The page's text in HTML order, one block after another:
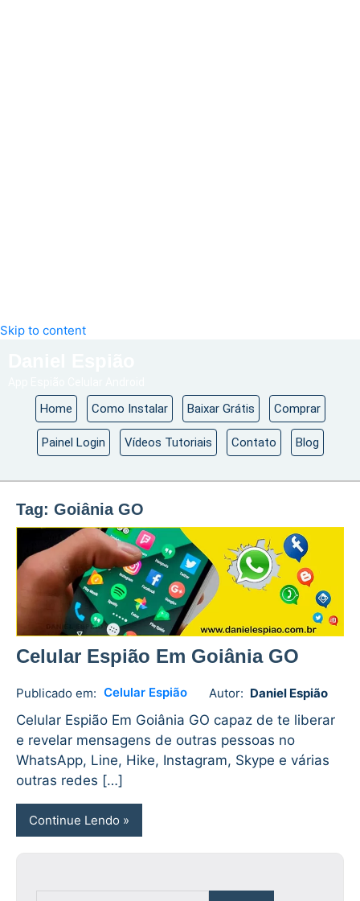
Skip to content
Home Como Instalar Baixar Grátis Comprar
Painel Login Vídeos Tutoriais Contato Blog
Tag: Goiânia GO
Celular Espião Em Goiânia GO
Publicado em: Celular Espião Autor: Daniel Espião
Daniel
Espião
1
comment
Celular Espião Em Goiânia GO capaz de te liberar
e revelar mensagens de outras pessoas no
WhatsApp, Line, Hike, Instagram, Skype e várias
outras redes […]
Continue Lendo
Buscar